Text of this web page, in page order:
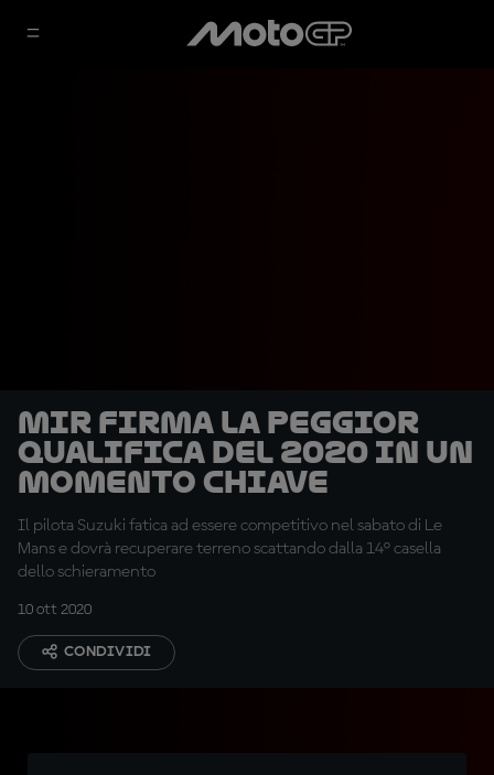
Mir firma la peggior
qualifica del 2020 in un
momento chiave
Il pilota Suzuki fatica ad essere competitivo nel sabato di Le
Mans e dovrà recuperare terreno scattando dalla 14° casella
dello schieramento
10 ott 2020
CONDIVIDI